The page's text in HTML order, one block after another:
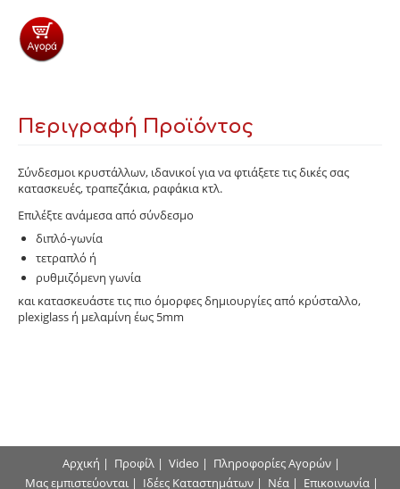
Περιγραφή Προϊόντος
Σύνδεσμοι κρυστάλλων, ιδανικοί για να φτιάξετε τις δικές σας
κατασκευές, τραπεζάκια, ραφάκια κτλ.
Επιλέξτε ανάμεσα από σύνδεσμο
διπλό-γωνία
τετραπλό ή
ρυθμιζόμενη γωνία
και κατασκευάστε τις πιο όμορφες δημιουργίες από κρύσταλλο,
plexiglass ή μελαμίνη έως 5mm
Αρχική | Προφίλ | Video | Πληροφορίες Αγορών |
Μας εμπιστεύονται| Ιδέες Καταστημάτων| Νέα| Επικοινωνία|